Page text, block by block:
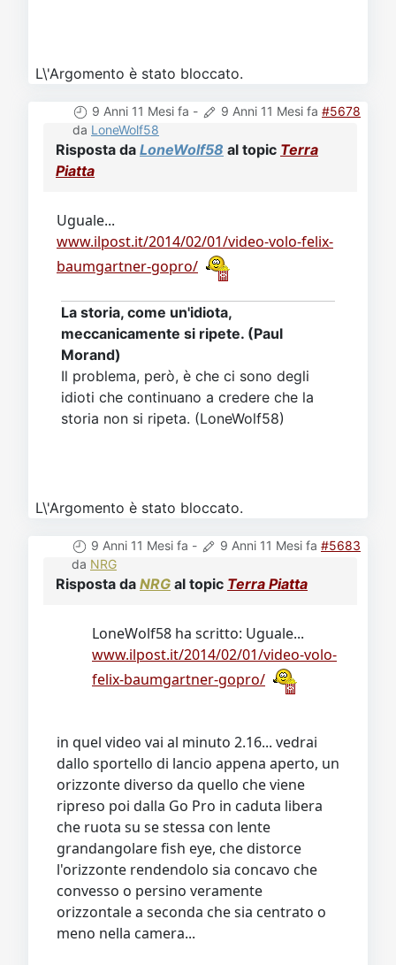
L\'Argomento è stato bloccato.
9 Anni 11 Mesi fa - 9 Anni 11 Mesi fa #5678
da LoneWolf58
Risposta da LoneWolf58 al topic Terra
Piatta
Uguale...
www.ilpost.it/2014/02/01/video-volo-felix-
baumgartner-gopro/
La storia, come un'idiota,
meccanicamente si ripete. (Paul
Morand)
Il problema, però, è che ci sono degli
idioti che continuano a credere che la
storia non si ripeta. (LoneWolf58)
L\'Argomento è stato bloccato.
9 Anni 11 Mesi fa - 9 Anni 11 Mesi fa #5683
da NRG
Risposta da NRG al topic Terra Piatta
LoneWolf58 ha scritto: Uguale...
www.ilpost.it/2014/02/01/video-volo-
felix-baumgartner-gopro/
in quel video vai al minuto 2.16... vedrai
dallo sportello di lancio appena aperto, un
orizzonte diverso da quello che viene
ripreso poi dalla Go Pro in caduta libera
che ruota su se stessa con lente
grandangolare fish eye, che distorce
l'orizzonte rendendolo sia concavo che
convesso o persino veramente
orizzontale a seconda che sia centrato o
meno nella camera...